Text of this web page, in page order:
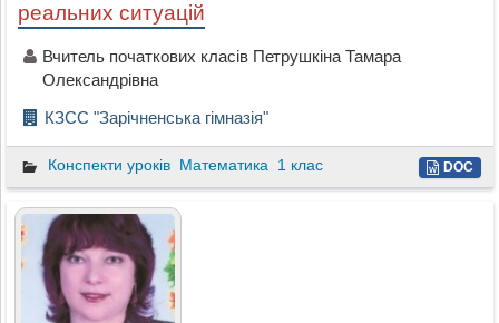
реальних ситуацій
Вчитель початкових класів Петрушкіна Тамара
Олександрівна
КЗСС "Зарічненська гімназія"
Конспекти уроків Математика 1 клас DOC